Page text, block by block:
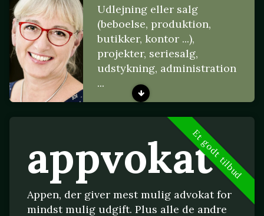
Udlejning eller salg
(beboelse, produktion,
butikker, kontor ...),
projekter, seriesalg,
udstykning, administration
...
Et godt tilbud
appvokat
Appen, der giver mest mulig advokat for
mindst mulig udgift. Plus alle de andre